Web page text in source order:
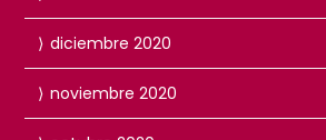
diciembre 2020
noviembre 2020